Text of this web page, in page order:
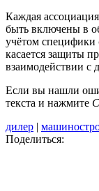
Каждая
быть включены в
учётом специфики
касается защиты
взаимодействии с
Если вы нашли
текста и нажмите
дилер |
Поделиться: